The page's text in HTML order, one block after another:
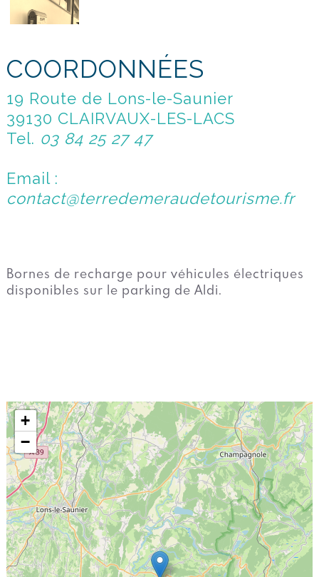
COORDONNÉES
19 Route de Lons-le-Saunier
39130 CLAIRVAUX-LES-LACS
Tel. 03 84 25 27 47
Email :
contact@terredemeraudetourisme.fr
Bornes de recharge pour véhicules électriques
disponibles sur le parking de Aldi.
+
−